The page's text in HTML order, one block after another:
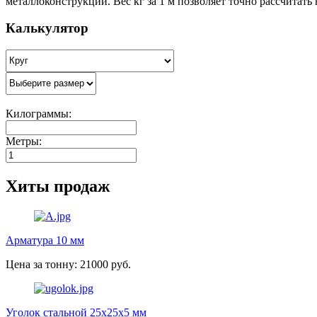
Калькулятор
Килограммы:
Метры:
Хиты продаж
Арматура 10 мм
Цена за тонну: 21000 руб.
Уголок стальной 25х25х5 мм